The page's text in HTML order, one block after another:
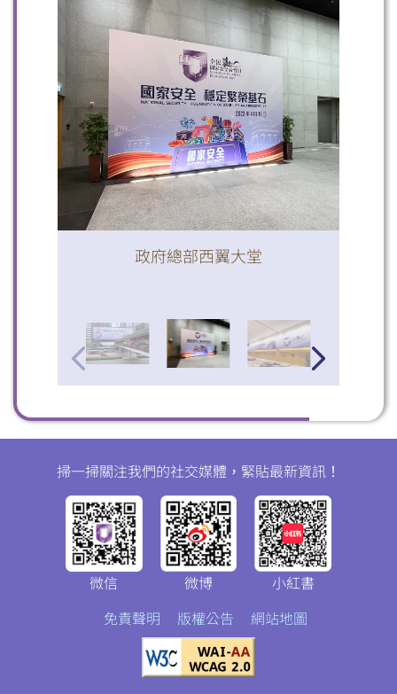
政府總部西翼大堂
免責聲明 版權公告 網站地圖
掃一掃關注我們的社交媒體，緊貼最新資訊！
微信 微博 小紅書
掃一掃關注我們的社交媒體，緊貼最新資訊！
微信 微博 小紅書